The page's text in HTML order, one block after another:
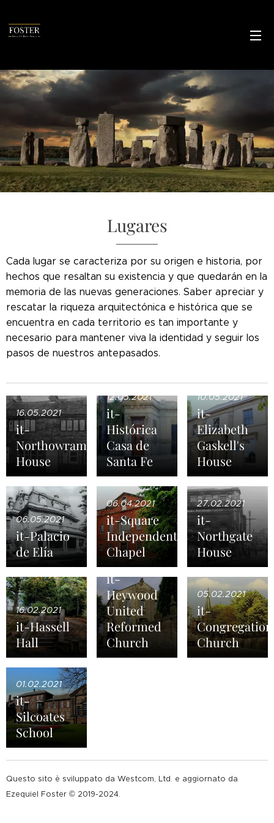
Lugares
Cada lugar se caracteriza por su origen e historia, por
hechos que resaltan su existencia y que quedarán en la
memoria de las nuevas generaciones. Saber apreciar y
rescatar la riqueza arquitectónica e histórica que se
encuentra en cada territorio es tan importante y
necesario para mantener viva la identidad y seguir los
pasos de nuestros antepasados.
16.05.2021
it-
Northowram
House
12.05.2021
it-
Histórica
Casa de
Santa Fe
10.05.2021
it-
Elizabeth
Gaskell's
House
06.05.2021
it-Palacio
de Elía
06.04.2021
it-Square
Independent
Chapel
27.02.2021
it-
Northgate
House
16.02.2021
it-Hassell
Hall
07.02.2021
it-
Heywood
United
Reformed
Church
05.02.2021
it-
Church
01.02.2021
it-
Silcoates
School
Questo sito è sviluppato da Westcom, Ltd. e aggiornato da
Ezequiel Foster © 2019-2024.